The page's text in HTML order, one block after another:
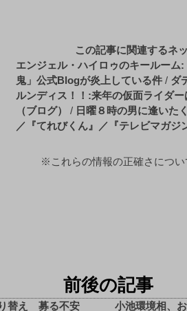
この記事に関連するネ
エンジェル・ハイロゥのキールーム
鬼」公式Blogが炎上している件 / ダ
ルンディス！！:来年の仮面ライダ
（ブログ）
/ 日曜８時の男に逢いた
／『てれびくん』／『テレビマガジ
※これらの情報の正確さにつ
前後の記事
替え 募る不安 小池環境相、